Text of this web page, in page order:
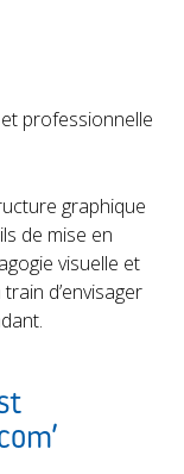
professionnelle
graphique
de mise en
visuelle et
d’envisager